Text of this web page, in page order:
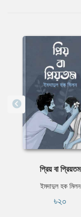
প্রিয় বা প্রিয়তম
ইমদাদুল হক মিলন
৳২০